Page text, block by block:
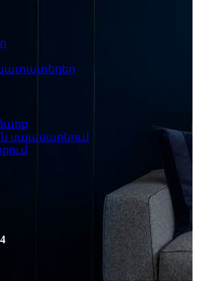
սպասարկում